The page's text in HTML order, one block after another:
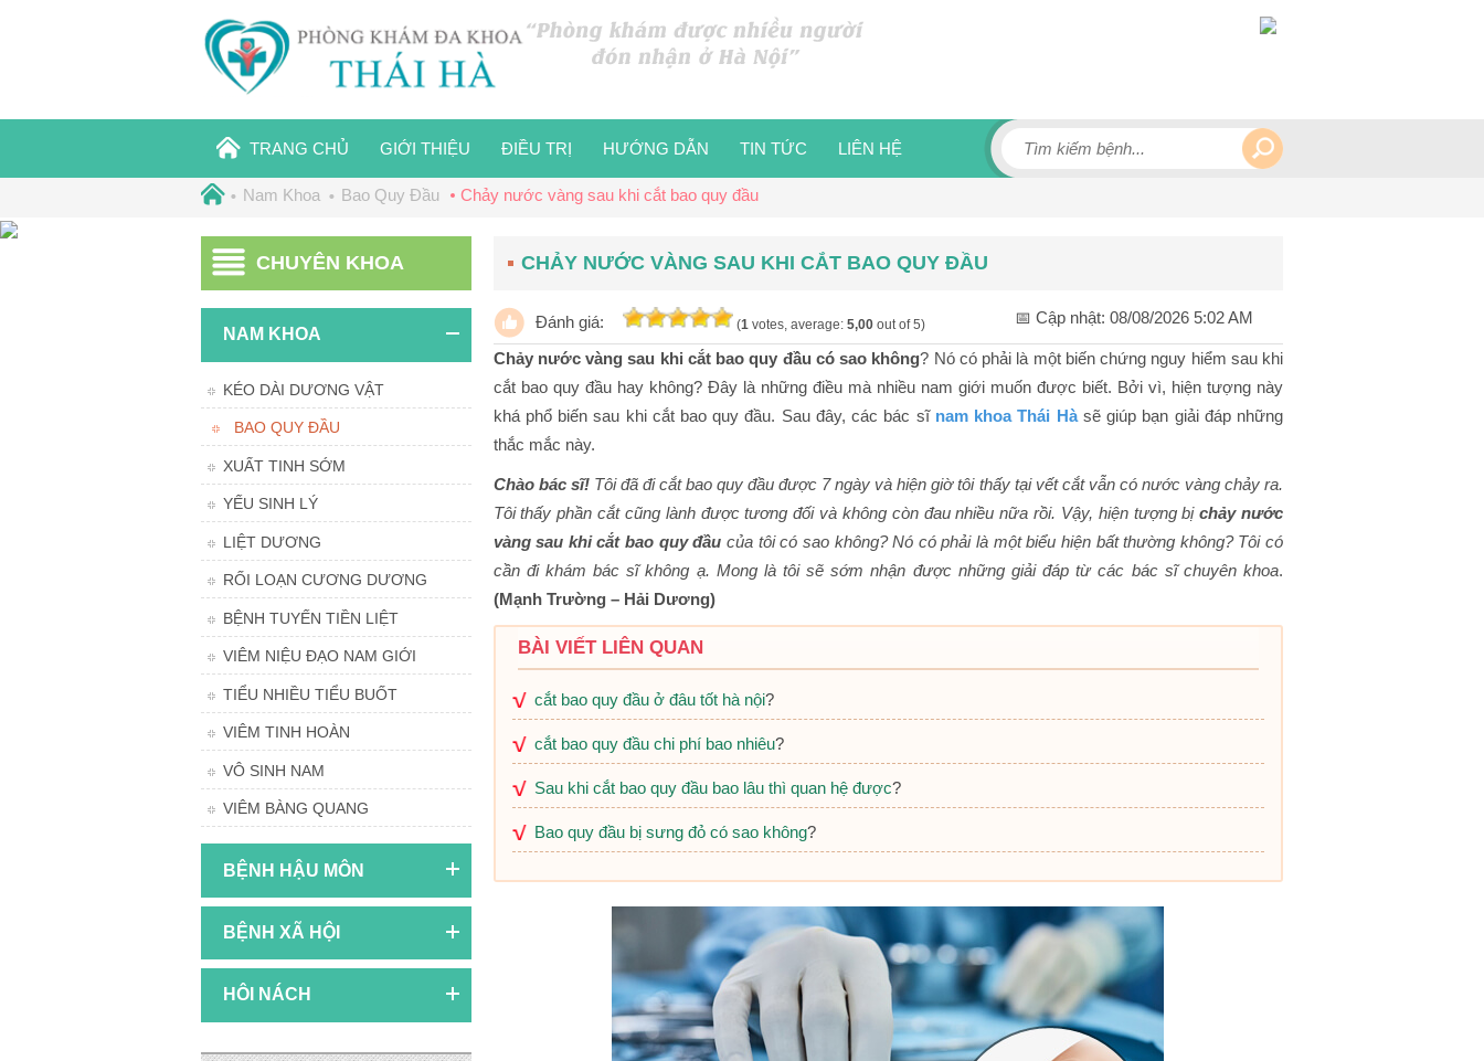
TRANG CHỦ GIỚI THIỆU ĐIỀU TRỊ HƯỚNG DẪN TIN TỨC LIÊN HỆ
Nam Khoa Bao Quy Đầu Chảy nước vàng sau khi cắt bao quy đầu
CHUYÊN KHOA
NAM KHOA
KÉO DÀI DƯƠNG VẬT
BAO QUY ĐẦU
XUẤT TINH SỚM
YẾU SINH LÝ
LIỆT DƯƠNG
RỐI LOẠN CƯƠNG DƯƠNG
BỆNH TUYẾN TIỀN LIỆT
VIÊM NIỆU ĐẠO NAM GIỚI
TIỂU NHIỀU TIỂU BUỐT
VIÊM TINH HOÀN
VÔ SINH NAM
VIÊM BÀNG QUANG
BỆNH HẬU MÔN
BỆNH XÃ HỘI
HÔI NÁCH
CHẢY NƯỚC VÀNG SAU KHI CẮT BAO QUY ĐẦU
Đánh giá: (1votes, average: 5,00out of 5) 📅 Cập nhật: 08/08/2026 5:02 AM
Chảy nước vàng sau khi cắt bao quy đầu có sao không? Nó có phải là một biến chứng nguy hiểm sau khi
cắt bao quy đầu hay không? Đây là những điều mà nhiều nam giới muốn được biết. Bởi vì, hiện tượng này
khá phổ biến sau khi cắt bao quy đầu. Sau đây, các bác sĩ nam khoa Thái Hàsẽ giúp bạn giải đáp những
thắc mắc này.
Chào bác sĩ!Tôi đã đi cắt bao quy đầu được 7 ngày và hiện giờ tôi thấy tại vết cắt vẫn có nước vàng chảy ra.
Tôi thấy phần cắt cũng lành được tương đối và không còn đau nhiều nữa rồi. Vậy, hiện tượng bịchảy nước
vàng sau khi cắt bao quy đầu của tôi có sao không? Nó có phải là một biểu hiện bất thường không? Tôi có
cần đi khám bác sĩ không ạ. Mong là tôi sẽ sớm nhận được những giải đáp từ các bác sĩ chuyên khoa.
(Mạnh Trường – Hải Dương)
BÀI VIẾT LIÊN QUAN
cắt bao quy đầu ở đâu tốt hà nội?
cắt bao quy đầu chi phí bao nhiêu?
Sau khi cắt bao quy đầu bao lâu thì quan hệ được?
Bao quy đầu bị sưng đỏ có sao không?